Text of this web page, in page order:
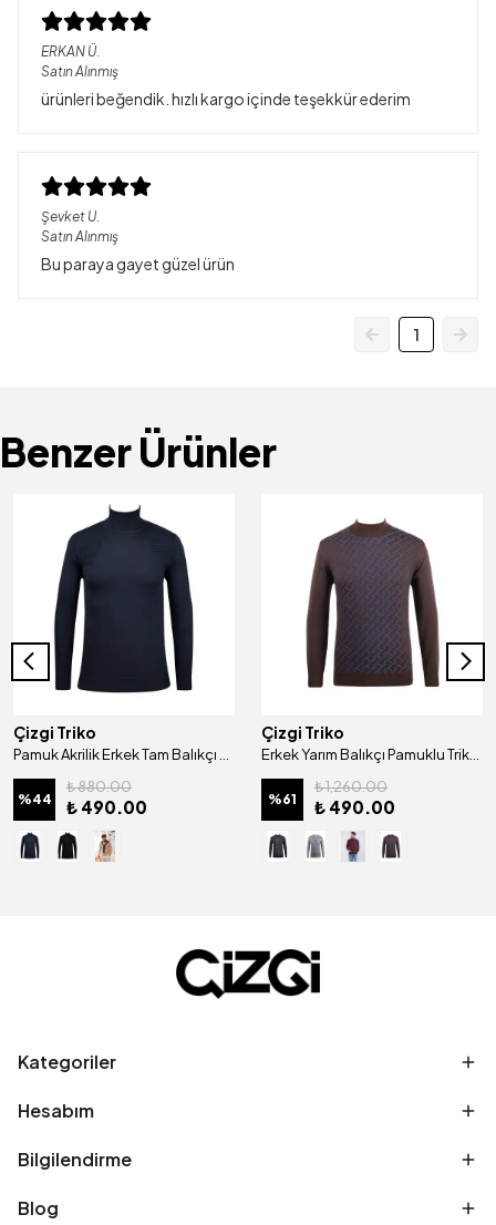
ERKAN Ü.
Satın Alınmış
ürünleri beğendik. hızlı kargo içinde teşekkür ederim
Şevket U.
Satın Alınmış
Bu paraya gayet güzel ürün
1
Benzer Ürünler
Çizgi Triko
Pamuk Akrilik Erkek Tam Balıkçı Triko Kazak Desenli Kol ve Bel Lastikli Regular Kalıp - 5020E
%44
₺ 880.00
₺ 490.00
Çizgi Triko
Erkek Yarım Balıkçı Pamuklu Triko Kazak Desenli Kol Ve Bel Lastikli Regular Kalıp - 4660B
%61
₺ 1,260.00
₺ 490.00
Kategoriler
Hesabım
Bilgilendirme
Blog